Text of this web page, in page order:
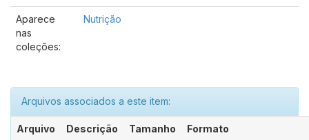
Aparece
nas
coleções:
Nutrição
Arquivos associados a este item:
Arquivo Descrição Tamanho Formato